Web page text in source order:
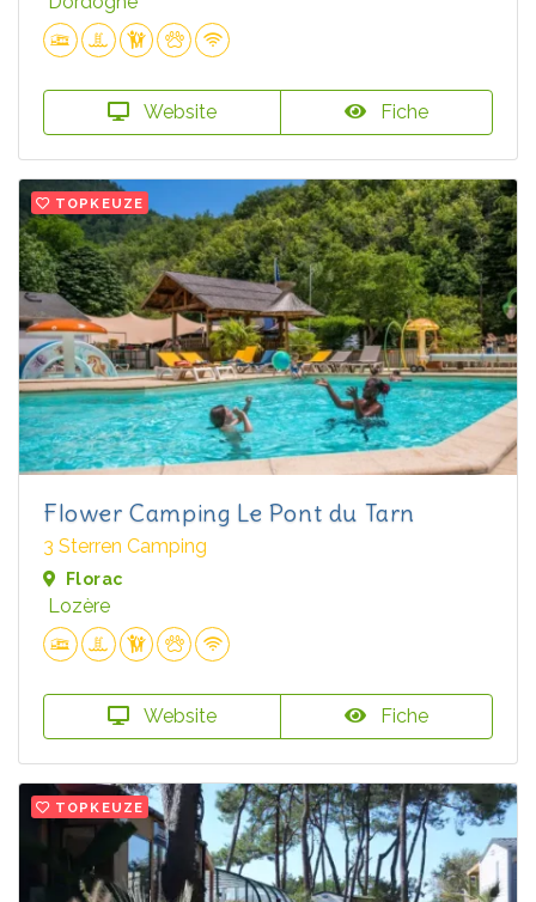
Website Fiche
TOPKEUZE
Flower Camping Le Pont du Tarn
3 Sterren Camping
Florac
Lozère
Website Fiche
TOPKEUZE